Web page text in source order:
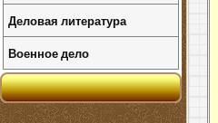
Деловая литература
Военное дело